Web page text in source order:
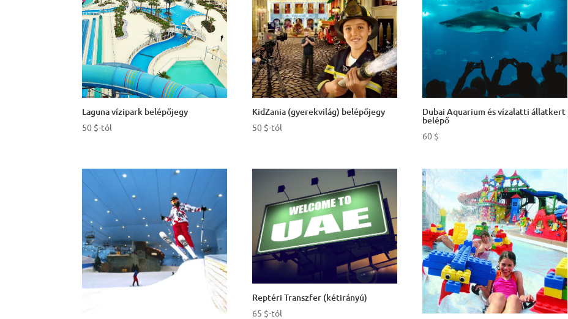
Laguna vízipark belépőjegy
50 $-tól
KidZania (gyerekvilág) belépőjegy
50 $-tól
Dubai Aquarium és vízalatti állatkert
belépő
60 $
Reptéri Transzfer (kétirányú)
65 $-tól